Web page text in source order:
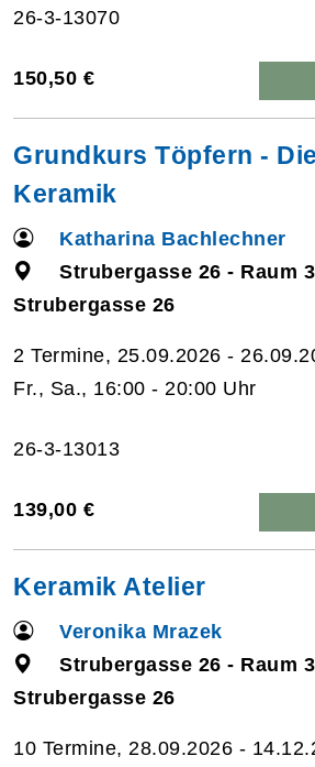
26-3-13070
150,50 €
Grundkurs Töpfern -
Keramik
Katharina Bachlechner
Strubergasse 26 - Raum
Strubergasse 26
2 Termine, 25.09.2026 -
Fr., Sa., 16:00 - 20:00 Uhr
26-3-13013
139,00 €
Keramik Atelier
Veronika Mrazek
Strubergasse 26 - Raum
Strubergasse 26
10 Termine, 28.09.2026 -